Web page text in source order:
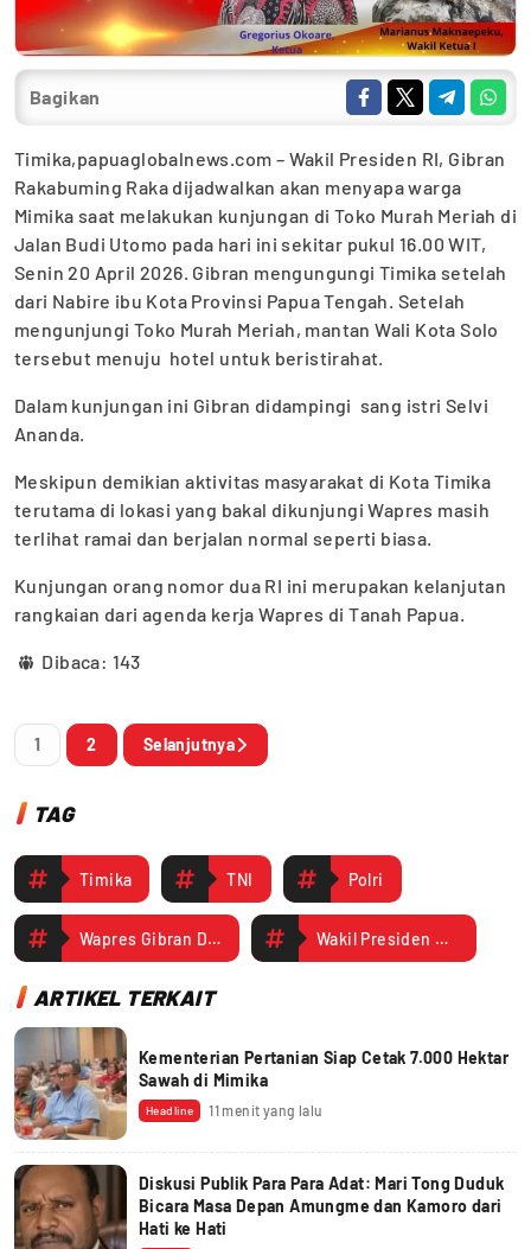
Bagikan
Timika,papuaglobalnews.com – Wakil Presiden RI, Gibran
Rakabuming Raka dijadwalkan akan menyapa warga
Mimika saat melakukan kunjungan di Toko Murah Meriah di
Jalan Budi Utomo pada hari ini sekitar pukul 16.00 WIT,
Senin 20 April 2026. Gibran mengungungi Timika setelah
dari Nabire ibu Kota Provinsi Papua Tengah. Setelah
mengunjungi Toko Murah Meriah, mantan Wali Kota Solo
tersebut menuju hotel untuk beristirahat.
Dalam kunjungan ini Gibran didampingi sang istri Selvi
Ananda.
Meskipun demikian aktivitas masyarakat di Kota Timika
terutama di lokasi yang bakal dikunjungi Wapres masih
terlihat ramai dan berjalan normal seperti biasa.
Kunjungan orang nomor dua RI ini merupakan kelanjutan
rangkaian dari agenda kerja Wapres di Tanah Papua.
Dibaca: 143
1 2 Selanjutnya
TAG
Timika TNI Polri
Wapres Gibran Dijadwalkan Menyapa Warga Timika di Toko Murah Meriah Wakil Presiden RI Gibran
ARTIKEL TERKAIT
Kementerian Pertanian Siap Cetak 7.000 Hektar
Sawah di Mimika
Headline 11 menit yang lalu
Diskusi Publik Para Para Adat: Mari Tong Duduk
Bicara Masa Depan Amungme dan Kamoro dari
Hati ke Hati